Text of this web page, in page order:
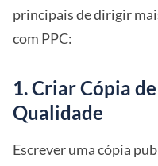
principais de dirigir
com PPC:
1. Criar Cópia
Qualidade
Escrever uma cópia